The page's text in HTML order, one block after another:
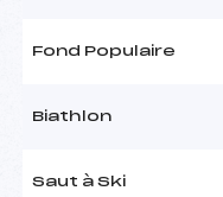
Fond Populaire
Biathlon
Saut à Ski